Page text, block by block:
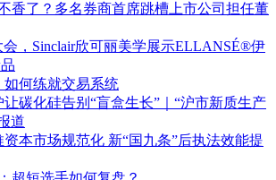
香了？多名券商首席跳槽上市公司担任董
会，Sinclair欣可丽美学展示ELLANSÉ®伊
如何练就交易系统
碳化硅告别“盲盒生长”｜“沪市新质生产
道
资本市场规范化 新“国九条”后执法效能提